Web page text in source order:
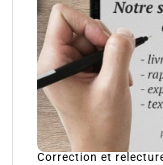
Correction et